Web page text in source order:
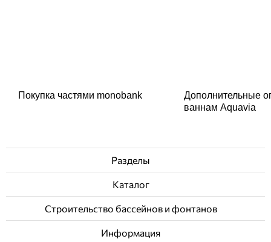
Покупка частями monobank
Дополнительные
ваннам Aquavia
Разделы
Каталог
Строительство бассейнов и фонтанов
Информация